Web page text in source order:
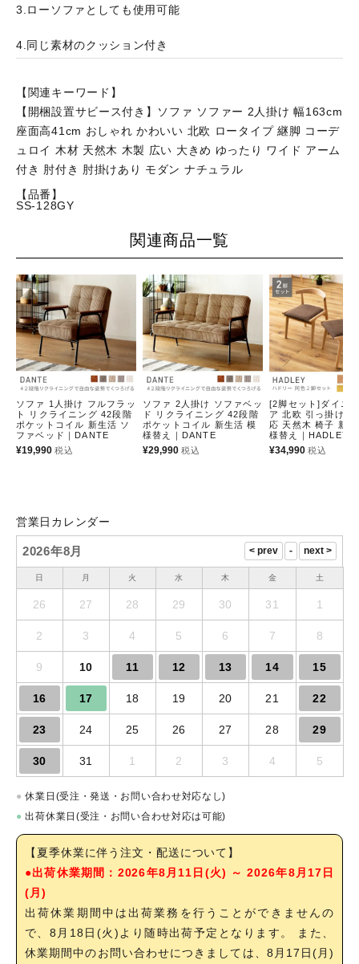
3.ローソファとしても使用可能
4.同じ素材のクッション付き
【関連キーワード】
【開梱設置サビース付き】ソファ ソファー 2人掛け 幅163cm
座面高41cm おしゃれ かわいい 北欧 ロータイプ 継脚 コーデ
ュロイ 木材 天然木 木製 広い 大きめ ゆったり ワイド アーム
付き 肘付き 肘掛けあり モダン ナチュラル
【品番】
SS-128GY
関連商品一覧
ソファ 1人掛け フルフラッ
ト リクライニング 42段階
ポケットコイル 新生活 ソ
ファベッド｜DANTE
¥19,990 税込
ソファ 2人掛け ソファベッ
ド リクライニング 42段階
ポケットコイル 新生活 模
様替え｜DANTE
¥29,990 税込
[2脚セット]ダイニ
ア 北欧 引っ掛け
応 天然木 椅子 新
様替え｜HADLEY
¥34,990 税込
営業日カレンダー
2026年8月
日 月 火 水 木 金 土
26 27 28 29 30 31 1
2 3 4 5 6 7 8
9 10 11 12 13 14 15
16 17 18 19 20 21 22
23 24 25 26 27 28 29
30 31 1 2 3 4 5
● 休業日(受注・発送・お問い合わせ対応なし)
● 出荷休業日(受注・お問い合わせ対応は可能)
【夏季休業に伴う注文・配送について】
●出荷休業期間：2026年8月11日(火) ～ 2026年8月17日
(月)
出荷休業期間中は出荷業務を行うことができませんの
で、8月18日(火)より随時出荷予定となります。 また、
休業期間中のお問い合わせにつきましては、8月17日(月)